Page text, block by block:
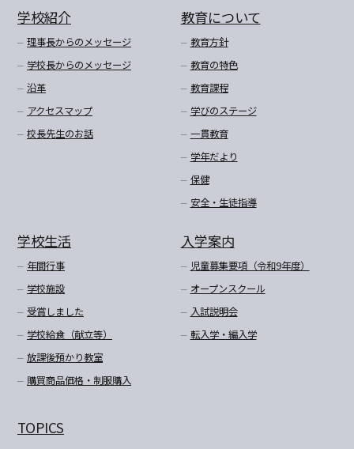
学校紹介
理事長からのメッセージ
学校長からのメッセージ
沿革
アクセスマップ
校長先生のお話
教育について
教育方針
教育の特色
教育課程
学びのステージ
一貫教育
学年だより
保健
安全・生徒指導
学校生活
年間行事
学校施設
受賞しました
学校給食（献立等）
放課後預かり教室
購買商品価格・制服購入
入学案内
児童募集要項（令和9年度）
オープンスクール
入試説明会
転入学・編入学
TOPICS